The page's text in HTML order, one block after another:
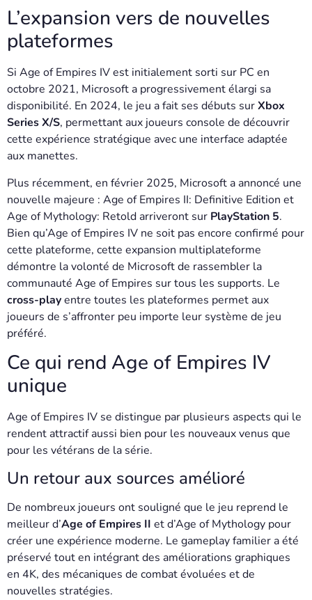
L’expansion vers de nouvelles
plateformes
Si Age of Empires IV est initialement sorti sur PC en
octobre 2021, Microsoft a progressivement élargi sa
disponibilité. En 2024, le jeu a fait ses débuts surXbox
Series X/S, permettant aux joueurs console de découvrir
cette expérience stratégique avec une interface adaptée
aux manettes.
Plus récemment, en février 2025, Microsoft a annoncé une
nouvelle majeure : Age of Empires II: Definitive Edition et
Age of Mythology: Retold arriveront sur PlayStation 5.
Bien qu’Age of Empires IV ne soit pas encore confirmé pour
cette plateforme, cette expansion multiplateforme
démontre la volonté de Microsoft de rassembler la
communauté Age of Empires sur tous les supports. Le
cross-playentre toutes les plateformes permet aux
joueurs de s’affronter peu importe leur système de jeu
préféré.
Ce qui rend Age of Empires IV
unique
Age of Empires IV se distingue par plusieurs aspects qui le
rendent attractif aussi bien pour les nouveaux venus que
pour les vétérans de la série.
Un retour aux sources amélioré
De nombreux joueurs ont souligné que le jeu reprend le
meilleur d’Age of Empires II et d’Age of Mythology pour
créer une expérience moderne. Le gameplay familier a été
préservé tout en intégrant des améliorations graphiques
en 4K, des mécaniques de combat évoluées et de
nouvelles stratégies.